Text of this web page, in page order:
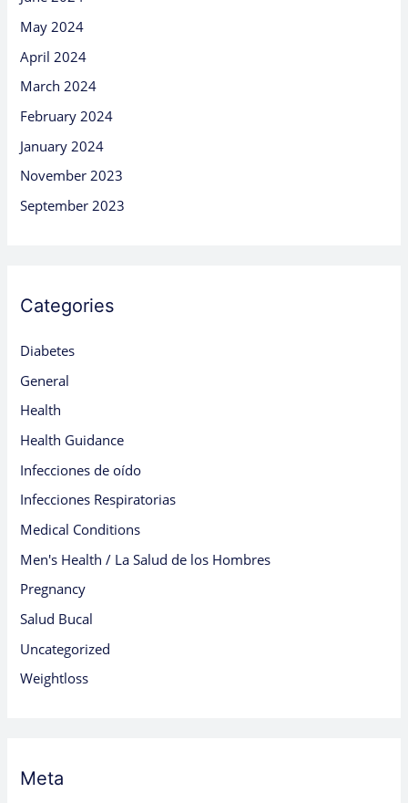
May 2024
April 2024
March 2024
February 2024
January 2024
November 2023
September 2023
Categories
Diabetes
General
Health
Health Guidance
Infecciones de oído
Infecciones Respiratorias
Medical Conditions
Men's Health / La Salud de los Hombres
Pregnancy
Salud Bucal
Uncategorized
Weightloss
Meta